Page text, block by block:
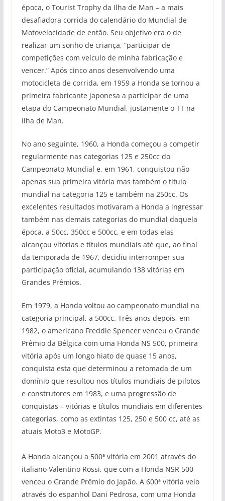
época, o Tourist Trophy da Ilha de Man – a mais
desafiadora corrida do calendário do Mundial de
Motovelocidade de então. Seu objetivo era o de
realizar um sonho de criança, “participar de
competições com veículo de minha fabricação e
vencer.” Após cinco anos desenvolvendo uma
motocicleta de corrida, em 1959 a Honda se tornou a
primeira fabricante japonesa a participar de uma
etapa do Campeonato Mundial, justamente o TT na
Ilha de Man.
No ano seguinte, 1960, a Honda começou a competir
regularmente nas categorias 125 e 250cc do
Campeonato Mundial e, em 1961, conquistou não
apenas sua primeira vitória mas também o título
mundial na categoria 125 e também na 250cc. Os
excelentes resultados motivaram a Honda a ingressar
também nas demais categorias do mundial daquela
época, a 50cc, 350cc e 500cc, e em todas elas
alcançou vitórias e títulos mundiais até que, ao final
da temporada de 1967, decidiu interromper sua
participação oficial, acumulando 138 vitórias em
Grandes Prêmios.
Em 1979, a Honda voltou ao campeonato mundial na
categoria principal, a 500cc. Três anos depois, em
1982, o americano Freddie Spencer venceu o Grande
Prêmio da Bélgica com uma Honda NS 500, primeira
vitória após um longo hiato de quase 15 anos,
conquista esta que determinou a retomada de um
domínio que resultou nos títulos mundiais de pilotos
e construtores em 1983, e uma progressão de
conquistas – vitórias e títulos mundiais em diferentes
categorias, como as extintas 125, 250 e 500 cc, até as
atuais Moto3 e MotoGP.
A Honda alcançou a 500ª vitória em 2001 através do
italiano Valentino Rossi, que com a Honda NSR 500
venceu o Grande Prêmio do Japão. A 600ª vitória veio
através do espanhol Dani Pedrosa, com uma Honda